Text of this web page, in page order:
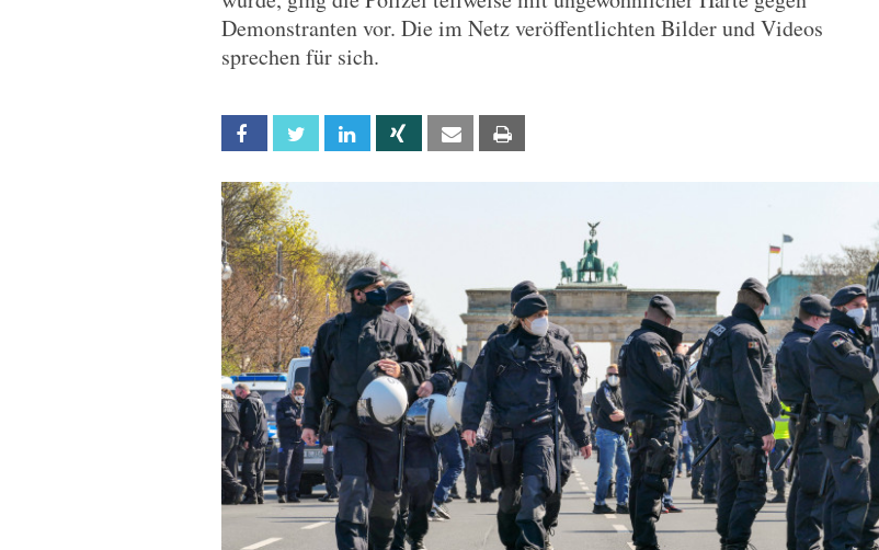
Demonstranten vor. Die im Netz veröffentlichten Bilder und Videos
sprechen für sich.
Facebook Twitter Linkedin Xing Email